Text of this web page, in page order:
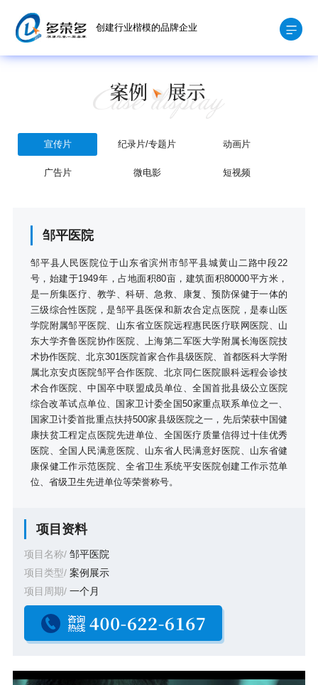
创建行业楷模的品牌企业
宣传片 纪录片/专题片 动画片
广告片 微电影 短视频
邹平医院
邹平县人民医院位于山东省滨州市邹平县城黄山二路中段22
号，始建于1949年，占地面积80亩，建筑面积80000平方米，
是一所集医疗、教学、科研、急救、康复、预防保健于一体的
三级综合性医院，是邹平县医保和新农合定点医院，是泰山医
学院附属邹平医院、山东省立医院远程惠民医疗联网医院、山
东大学齐鲁医院协作医院、上海第二军医大学附属长海医院技
术协作医院、北京301医院首家合作县级医院、首都医科大学附
属北京安贞医院邹平合作医院、北京同仁医院眼科远程会诊技
术合作医院、中国卒中联盟成员单位、全国首批县级公立医院
综合改革试点单位、国家卫计委全国50家重点联系单位之一、
国家卫计委首批重点扶持500家县级医院之一，先后荣获中国健
康扶贫工程定点医院先进单位、全国医疗质量信得过十佳优秀
医院、全国人民满意医院、山东省人民满意好医院、山东省健
康保健工作示范医院、全省卫生系统平安医院创建工作示范单
位、省级卫生先进单位等荣誉称号。
项目资料
项目名称/ 邹平医院
项目类型/ 案例展示
项目周期/ 一个月